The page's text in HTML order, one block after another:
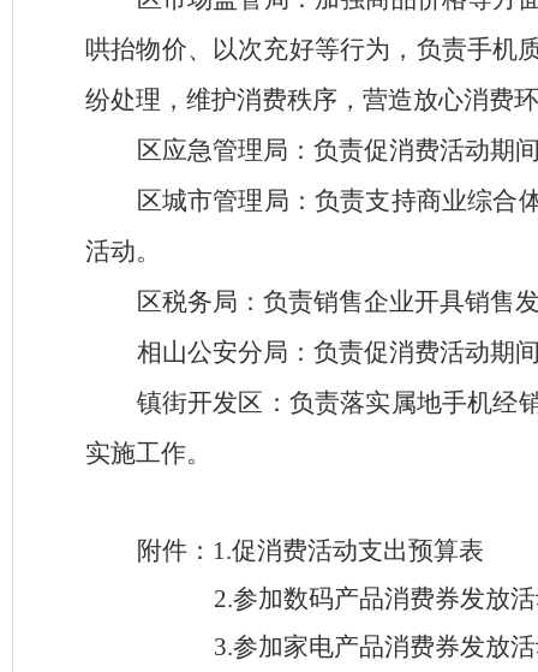
哄抬物价、以次充好等行为，负责手机
纷处理，维护消费秩序，营造放心消费
区应急管理局：负责促消费活动期
区城市管理局：负责支持商业综合
活动。
区税务局：负责销售企业开具销售
相山公安分局：负责促消费活动期
镇街开发区：负责落实属地手机经
实施工作。
附件： 1.促消费活动支出预算表
2.参加数码产品消费券发放
3.参加家电产品消费券发放